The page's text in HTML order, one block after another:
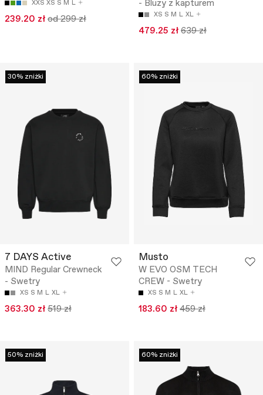
XXS XS S M L
239.20 zł od 299 zł
- Bluzy z kapturem
XS S M L XL
479.25 zł 639 zł
30% zniżki
7 DAYS Active
MIND Regular Crewneck
- Swetry
XS S M L XL
363.30 zł 519 zł
60% zniżki
Musto
W EVO OSM TECH
CREW - Swetry
XS S M L XL
183.60 zł 459 zł
50% zniżki 60% zniżki